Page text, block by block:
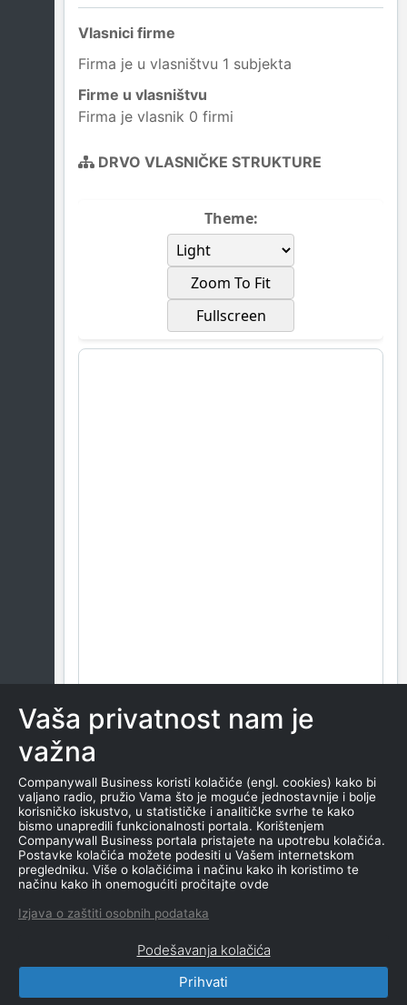
Vlasnici firme
Firma je u vlasništvu 1 subjekta
Firme u vlasništvu
Firma je vlasnik 0 firmi
DRVO VLASNIČKE STRUKTURE
Theme:
Zoom To Fit
Fullscreen
CompanyWall Business © 2026
korišćenja | Izjava o privatnosti
Vaša privatnost nam je
važna
Companywall Business koristi kolačiće (engl. cookies) kako bi
valjano radio, pružio Vama što je moguće jednostavnije i bolje
korisničko iskustvo, u statističke i analitičke svrhe te kako
bismo unapredili funkcionalnosti portala. Korištenjem
Companywall Business portala pristajete na upotrebu kolačića.
Postavke kolačića možete podesiti u Vašem internetskom
pregledniku. Više o kolačićima i načinu kako ih koristimo te
načinu kako ih onemogućiti pročitajte ovde
Izjava o zaštiti osobnih podataka
Podešavanja kolačića
Prihvati